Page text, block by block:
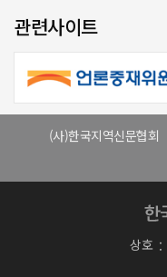
관련사이트
(사)한국지역신문협회
상호